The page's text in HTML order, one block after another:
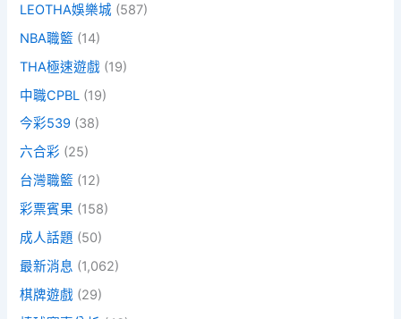
LEOTHA娛樂城 (587)
NBA職籃 (14)
THA極速遊戲 (19)
中職CPBL (19)
今彩539 (38)
六合彩 (25)
台灣職籃 (12)
彩票賓果 (158)
成人話題 (50)
最新消息 (1,062)
棋牌遊戲 (29)